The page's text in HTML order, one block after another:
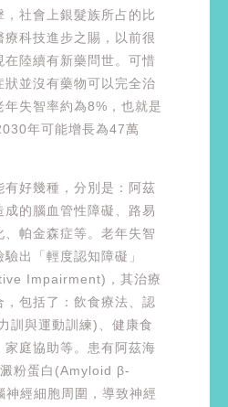
社會上銀髮族所占的比
科技進步之賜，以前很
在陸續有新藥問世。可惜
狀並沒有藥物可以完全治
失智率約為8%，也就是
年可能增長為47萬
好幾種，分別是：阿茲
的腦血管性障礙、路易
、帕金森症等。老年失智
出「輕度認知障礙」
Impairment)，其治療
包括了：飲食療法、認
訓與運動訓練)、健康食
庭協助等。患有阿茲海
粉蛋白(Amyloid β-
經細胞周圍，導致神經